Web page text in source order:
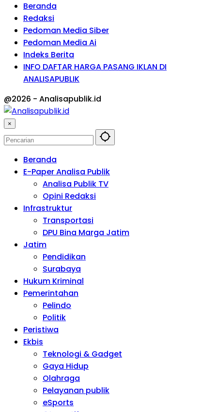
Beranda
Redaksi
Pedoman Media Siber
Pedoman Media Ai
Indeks Berita
INFO DAFTAR HARGA PASANG IKLAN DI
ANALISAPUBLIK
@2026 - Analisapublik.id
×
Beranda
E-Paper Analisa Publik
Analisa Publik TV
Opini Redaksi
Infrastruktur
Transportasi
DPU Bina Marga Jatim
Jatim
Pendidikan
Surabaya
Hukum Kriminal
Pemerintahan
Pelindo
Politik
Peristiwa
Ekbis
Teknologi & Gadget
Gaya Hidup
Olahraga
Pelayanan publik
eSports